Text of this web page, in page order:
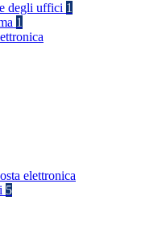
degli uffici 1
1
elettronica
5